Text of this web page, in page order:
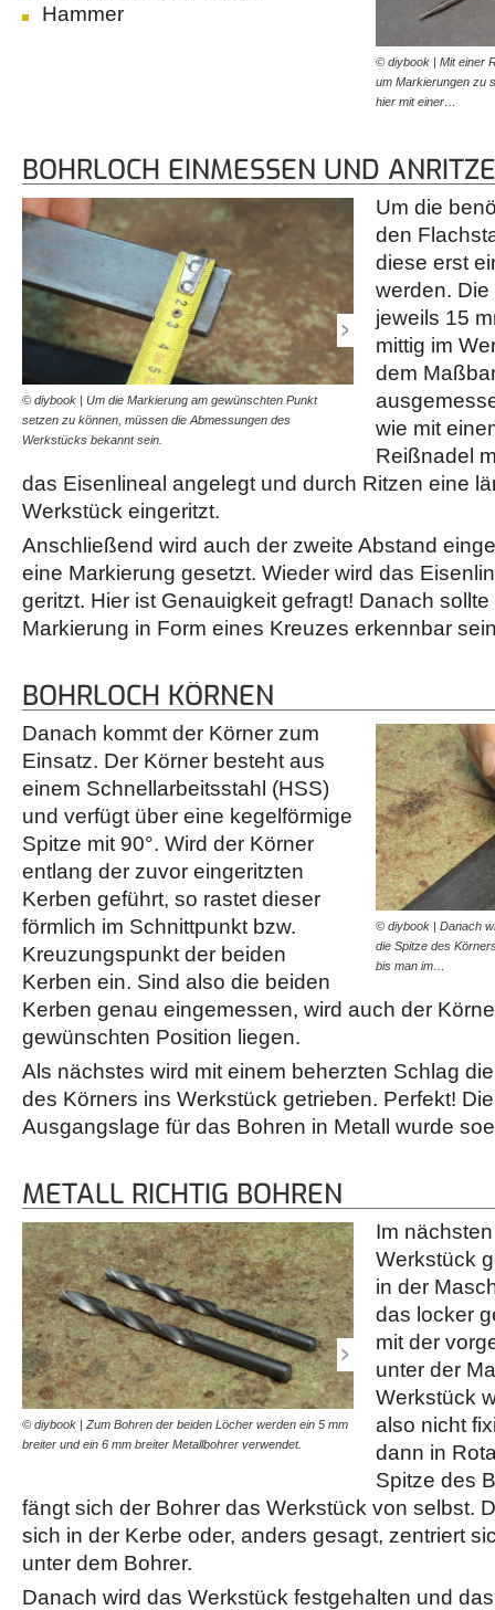
© diybook | Mit einer
um Markierungen zu
hier mit einer…
Hammer
BOHRLOCH EINMESSEN UND
© diybook | Um die Markierung am gewünschten Punkt
setzen zu können, müssen die Abmessungen des
Werkstücks bekannt sein.
© diybook | Der Breite
Flachstahls gebohrt
und der…
Um die
den
diese erst
werden.
jeweils 15
mittig im
dem
wie mit
Reißnadel
das Eisenlineal angelegt und durch Ritzen eine
Werkstück eingeritzt.
Anschließend wird auch der zweite Abstand
eine Markierung gesetzt. Wieder wird das
geritzt. Hier ist Genauigkeit gefragt! Danach
Markierung in Form eines Kreuzes erkennbar
BOHRLOCH KÖRNEN
© diybook | Danach
die Spitze des
bis man im…
Danach kommt der Körner zum
Einsatz. Der Körner besteht aus
einem Schnellarbeitsstahl (HSS)
und verfügt über eine kegelförmige
Spitze mit 90°. Wird der Körner
entlang der zuvor eingeritzten
Kerben geführt, so rastet dieser
förmlich im Schnittpunkt bzw.
Kreuzungspunkt der beiden
Kerben ein. Sind also die beiden
Kerben genau eingemessen, wird auch der
gewünschten Position liegen.
Als nächstes wird mit einem beherzten Schlag
des Körners ins Werkstück getrieben. Perfekt!
Ausgangslage für das Bohren in Metall wurde
METALL RICHTIG BOHREN
© diybook | Zum Bohren der beiden Löcher werden ein 5 mm
breiter und ein 6 mm breiter Metallbohrer verwendet.
© diybook | Der
Standbohrmaschine
Im
Werkstück
in der
das locker
mit der
unter der
Werkstück
also nicht
dann in
Spitze des
fängt sich der Bohrer das Werkstück von selbst.
sich in der Kerbe oder, anders gesagt, zentriert
unter dem Bohrer.
Danach wird das Werkstück festgehalten und